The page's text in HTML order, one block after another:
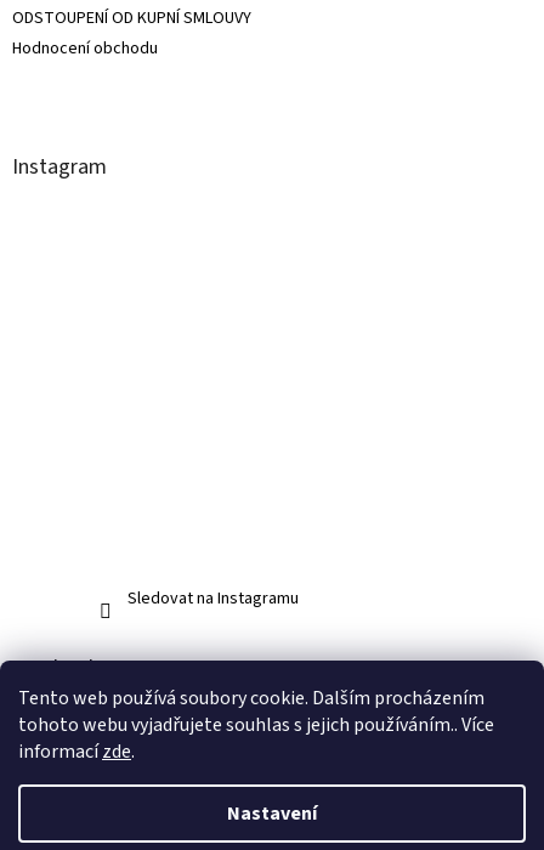
Tento web používá soubory cookie. Dalším procházením
tohoto webu vyjadřujete souhlas s jejich používáním.. Více
informacízde.
Nastavení
ODSTOUPENÍ OD KUPNÍ SMLOUVY
Hodnocení obchodu
Instagram
Sledovat na Instagramu
Facebook